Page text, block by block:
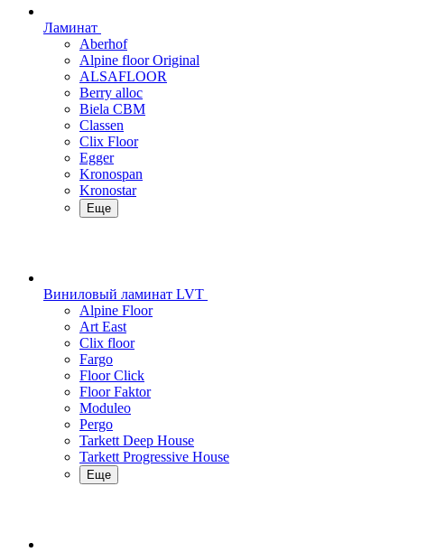
Ламинат
Aberhof
Alpine floor Original
ALSAFLOOR
Berry alloc
Biela CBM
Classen
Clix Floor
Egger
Kronospan
Kronostar
Еще
Виниловый ламинат LVT
Alpine Floor
Art East
Clix floor
Fargo
Floor Click
Floor Faktor
Moduleo
Pergo
Tarkett Deep House
Tarkett Progressive House
Еще